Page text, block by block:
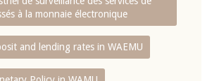
à la monnaie électronique
and lending rates in WAEMU